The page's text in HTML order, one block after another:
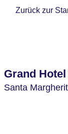
Zurück zur
Grand
Santa